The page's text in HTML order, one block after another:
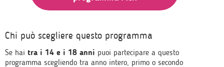
Chi può scegliere questo programma
Se hai tra i 14 e i 18 anni puoi partecipare a questo
programma scegliendo tra anno intero, primo o secondo